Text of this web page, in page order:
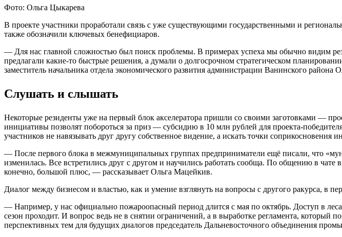
Фото: Ольга Цыкарева
В проекте участники проработали связь с уже существующими государственными и
также обозначили ключевых бенефициаров.
— Для нас главной сложностью был поиск проблемы. В примерах успеха мы обычно видим
предлагали какие-то быстрые решения, а думали о долгосрочном стратегическом
заместитель начальника отдела экономического развития администрации Ванинского района
Слушать и слышать
Некоторые резиденты уже на первый блок акселератора пришли со своими заготовками —
инициативы позволят побороться за приз — субсидию в 10 млн рублей для проекта-
участников не навязывать друг другу собственное видение, а искать точки соприкосновения
— После первого блока в межмуниципальных группах предприниматели ещё писали, что
изменилась. Все встретились друг с другом и научились работать сообща. По общению в
конечно, большой плюс, — рассказывает Ольга Мацейкив.
Диалог между бизнесом и властью, как и умение взглянуть на вопросы с другого ракурса, в
— Например, у нас официально пожароопасный период длится с мая по октябрь. Доступ в
сезон проходит. И вопрос ведь не в снятии ограничений, а в выработке регламента,
перспективных тем для будущих диалогов председатель Дальневосточного объединения